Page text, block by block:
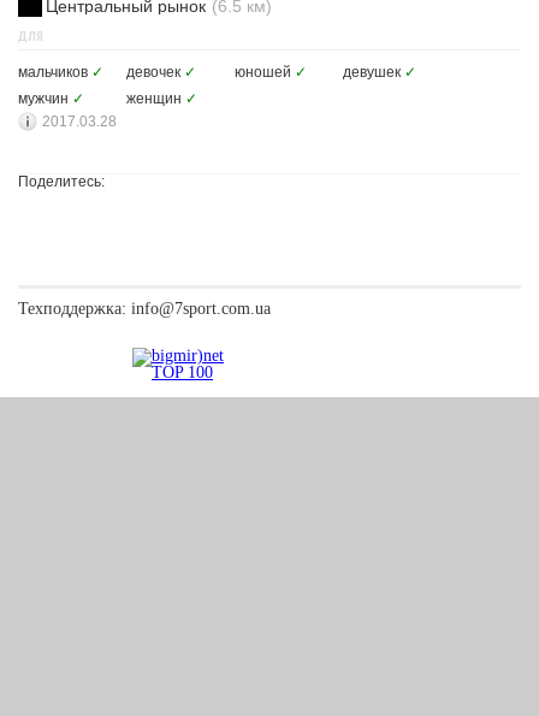
Центральный рынок (6.5 км)
ДЛЯ
мальчиков ✓ девочек ✓ юношей ✓ девушек ✓
мужчин ✓ женщин ✓
2017.03.28
Поделитесь:
Техподдержка: info@7sport.com.ua